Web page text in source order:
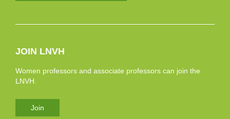
JOIN LNVH
Women professors and associate professors can join the
LNVH.
Join